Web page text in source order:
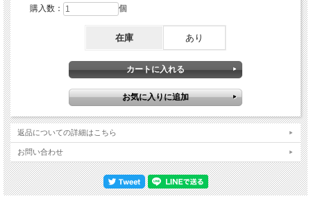
購入数： 個
在庫 あり
返品についての詳細はこちら
お問い合わせ